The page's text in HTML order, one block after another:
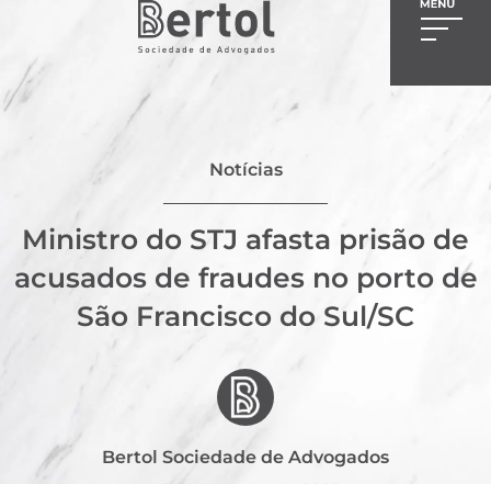
Notícias
Ministro do STJ afasta prisão de
acusados de fraudes no porto de
São Francisco do Sul/SC
Bertol Sociedade de Advogados